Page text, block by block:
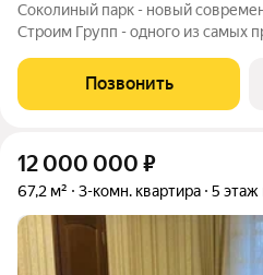
Соколиный парк - новый
Строим Групп - одного из самых
города Владимир, в
транспортной артерии города -
Позвонить
12 000 000 ₽
67,2 м² 3-комн. квартира 5 этаж